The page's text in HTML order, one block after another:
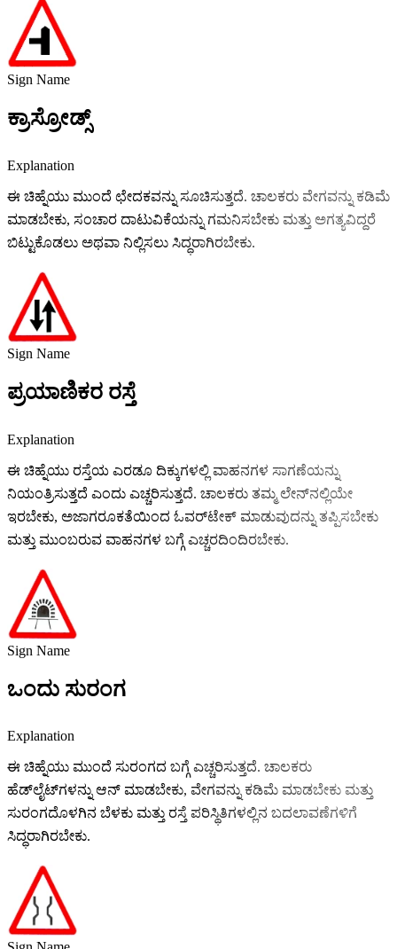
Sign Name
ಕ್ರಾಸ್ರೋಡ್ಸ್
Explanation
ಈ ಚಿಹ್ನೆಯು ಮುಂದೆ ಛೇದಕವನ್ನು ಸೂಚಿಸುತ್ತದೆ. ಚಾಲಕರು ವೇಗವನ್ನು ಕಡಿಮೆ
ಮಾಡಬೇಕು, ಸಂಚಾರ ದಾಟುವಿಕೆಯನ್ನು ಗಮನಿಸಬೇಕು ಮತ್ತು ಅಗತ್ಯವಿದ್ದರೆ
ಬಿಟ್ಟುಕೊಡಲು ಅಥವಾ ನಿಲ್ಲಿಸಲು ಸಿದ್ಧರಾಗಿರಬೇಕು.
Sign Name
ಪ್ರಯಾಣಿಕರ ರಸ್ತೆ
Explanation
ಈ ಚಿಹ್ನೆಯು ರಸ್ತೆಯ ಎರಡೂ ದಿಕ್ಕುಗಳಲ್ಲಿ ವಾಹನಗಳ ಸಾಗಣೆಯನ್ನು
ನಿಯಂತ್ರಿಸುತ್ತದೆ ಎಂದು ಎಚ್ಚರಿಸುತ್ತದೆ. ಚಾಲಕರು ತಮ್ಮ ಲೇನ್‌ನಲ್ಲಿಯೇ
ಇರಬೇಕು, ಅಜಾಗರೂಕತೆಯಿಂದ ಓವರ್‌ಟೇಕ್ ಮಾಡುವುದನ್ನು ತಪ್ಪಿಸಬೇಕು
ಮತ್ತು ಮುಂಬರುವ ವಾಹನಗಳ ಬಗ್ಗೆ ಎಚ್ಚರದಿಂದಿರಬೇಕು.
Sign Name
ಒಂದು ಸುರಂಗ
Explanation
ಈ ಚಿಹ್ನೆಯು ಮುಂದೆ ಸುರಂಗದ ಬಗ್ಗೆ ಎಚ್ಚರಿಸುತ್ತದೆ. ಚಾಲಕರು
ಹೆಡ್‌ಲೈಟ್‌ಗಳನ್ನು ಆನ್ ಮಾಡಬೇಕು, ವೇಗವನ್ನು ಕಡಿಮೆ ಮಾಡಬೇಕು ಮತ್ತು
ಸುರಂಗದೊಳಗಿನ ಬೆಳಕು ಮತ್ತು ರಸ್ತೆ ಪರಿಸ್ಥಿತಿಗಳಲ್ಲಿನ ಬದಲಾವಣೆಗಳಿಗೆ
ಸಿದ್ಧರಾಗಿರಬೇಕು.